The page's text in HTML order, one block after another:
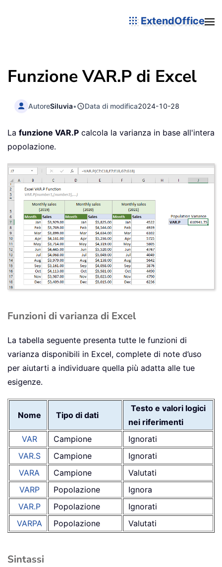
ExtendOffice
Funzione VAR.P di Excel
AutoreSiluvia• Data di modifica2024-10-28
La funzione VAR.P calcola la varianza in base all'intera
popolazione.
Funzioni di varianza di Excel
La tabella seguente presenta tutte le funzioni di
varianza disponibili in Excel, complete di note d’uso
per aiutarti a individuare quella più adatta alle tue
esigenze.
Nome Tipo di dati
Testo e valori logici
nei riferimenti
VAR
Campione
Ignorati
VAR.S
Campione
Ignorati
VARA
Campione
Valutati
VARP
Popolazione
Ignora
VAR.P
Popolazione
Ignorati
VARPA
Popolazione Valutati
Sintassi